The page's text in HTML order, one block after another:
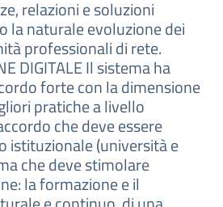
relazioni e soluzioni
la naturale evoluzione dei
professionali di rete.
DIGITALE Il sistema ha
forte con la dimensione
pratiche a livello
che deve essere
istituzionale (università e
che deve stimolare
la formazione e il